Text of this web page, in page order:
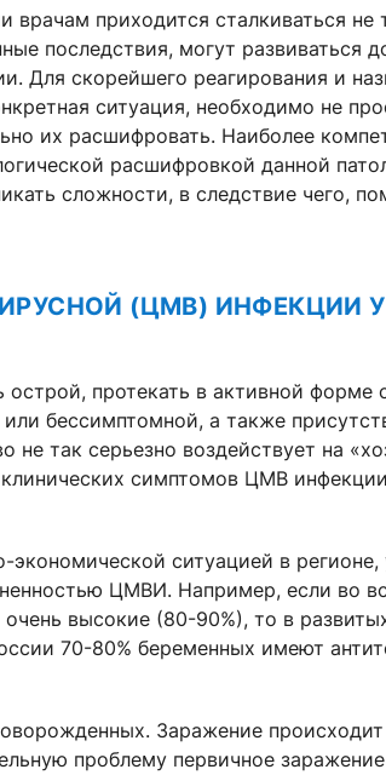
приходится сталкиваться не
последствия, могут развиваться
Для скорейшего реагирования и
ситуация, необходимо не
их расшифровать. Наиболее
расшифровкой данной
сложности, в следствие чего,
(ЦМВ) ИНФЕКЦИИ У
протекать в активной форме
бессимптомной, а также
так серьезно воздействует на
симптомов ЦМВ
ситуацией в регионе,
ЦМВИ. Например, если во
высокие (80-90%), то в
70-80% беременных имеют
Заражение происходит
проблему первичное